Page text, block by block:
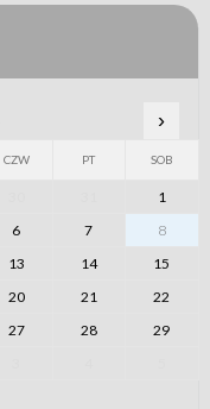
›
CZW PT SOB
1
6 7
8
13 14
15
20 21
22
27 28
29